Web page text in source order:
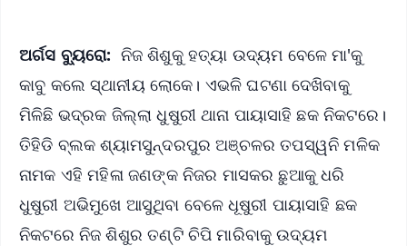
ଅର୍ଗସ ବ୍ୟୁରୋ: ନିଜ ଶିଶୁକୁ ହତ୍ୟା ଉଦ୍ୟମ ବେଳେ ମା'କୁ
କାବୁ କଲେ ସ୍ଥାନୀୟ ଲୋକେ। ଏଭଳି ଘଟଣା ଦେଖିବାକୁ
ମିଳିଛି ଭଦ୍ରକ ଜିଲ୍ଲା ଧୁଷୁରୀ ଥାନା ପାୟାସାହି ଛକ ନିକଟରେ।
ତିହିଡି ବ୍ଲକ ଶ୍ୟାମସୁନ୍ଦରପୁର ଅଞ୍ଚଳର ତପସ୍ୱନି ମଳିକ
ନାମକ ଏହି ମହିଳା ଜଣଙ୍କ ନିଜର ମାସକର ଛୁଆକୁ ଧରି
ଧୁଷୁରୀ ଅଭିମୁଖେ ଆସୁଥିବା ବେଳେ ଧୂଷୁରୀ ପାୟାସାହି ଛକ
ନିକଟରେ ନିଜ ଶିଶୁର ତଣ୍ଟି ଚିପି ମାରିବାକୁ ଉଦ୍ୟମ